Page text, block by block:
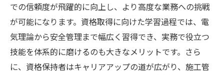
での信頼度が飛躍的に向上し、より高度な業務への挑戦
が可能になります。資格取得に向けた学習過程では、電
気理論から安全管理まで幅広く習得でき、実務で役立つ
技能を体系的に磨けるのも大きなメリットです。さら
に、資格保持者はキャリアアップの道が広がり、施工管